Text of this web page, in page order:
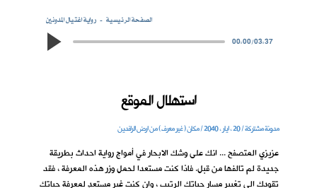
رواية اغتيال المدونين
الصفحة الرئيسية
00:00/03:37
استهلال الموقع
مدونة مشتركة / 20 ، ايار ، 2040 / مكان ( غير معرف ) من ارض الرافدين
جديدة لم تالفها من قبل. فاذا كنت مستعدا لحمل وزر هذه المعرفة ، فقد
تقودك الى تغيير مسار حياتك الرتيب ، وان كنت غير مستعدٍ لمعرفة حياتك